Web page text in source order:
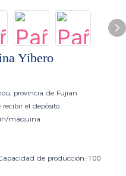
Yibero
provincia de Fujian
el depósito.
máquina
de producción: 100